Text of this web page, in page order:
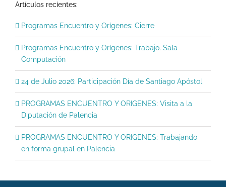
Artículos recientes:
Programas Encuentro y Orígenes: Cierre
Programas Encuentro y Orígenes: Trabajo. Sala
Computación
24 de Julio 2026: Participación Día de Santiago Apóstol
PROGRAMAS ENCUENTRO Y ORIGENES: Visita a la
Diputación de Palencia
PROGRAMAS ENCUENTRO Y ORIGENES: Trabajando
en forma grupal en Palencia